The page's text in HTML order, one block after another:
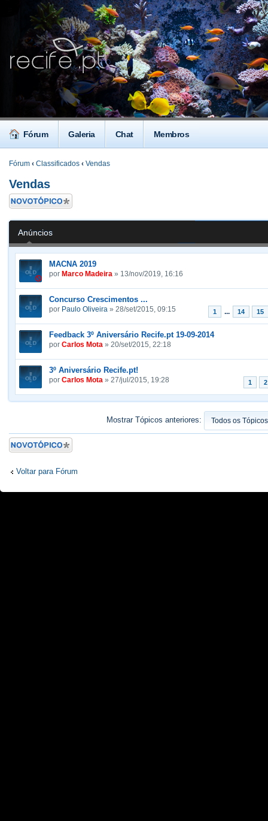
Fórum Galeria Chat Membros
Fórum ‹ Classificados ‹ Vendas
Vendas
Criar um novo
Tópico
Anúncios
MACNA 2019
por Marco Madeira » 13/nov/2019, 16:16
Concurso Crescimentos ...
1 ... 14 15
por Paulo Oliveira » 28/set/2015, 09:15
Feedback 3º Aniversário Recife.pt 19-09-2014
por Carlos Mota » 20/set/2015, 22:18
3º Aniversário Recife.pt!
1 2
por Carlos Mota » 27/jul/2015, 19:28
Mostrar Tópicos anteriores:
Criar um novo
Tópico
Voltar para Fórum